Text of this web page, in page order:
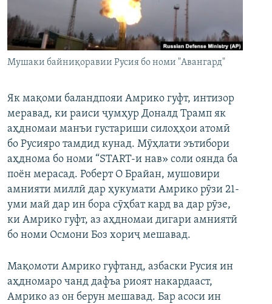
ГУЗОРИШҲОИ РАДИОӢ
Русский
Ҳамаи сомонаҳои RFE/RL
Мушаки байниқоравии Русия бо номи "Авангард"
Як мақоми баландпояи Амрико гуфт, интизор
меравад, ки раиси ҷумҳур Доналд Трамп як
аҳдномаи манъи густариши силоҳҳои атомӣ
бо Русияро тамдид кунад. Мӯҳлати эътибори
аҳднома бо номи “START-и нав» соли оянда ба
поён мерасад. Роберт О Брайан, мушовири
амнияти миллӣ дар ҳукумати Амрико рӯзи 21-
уми май дар ин бора сӯҳбат кард ва дар рӯзе,
ки Амрико гуфт, аз аҳдномаи дигари амниятӣ
бо номи Осмони Боз хориҷ мешавад.
Мақомоти Амрико гуфтанд, азбаски Русия ин
аҳдномаро чанд дафъа риоят накардааст,
Амрико аз он берун мешавад. Бар асоси ин